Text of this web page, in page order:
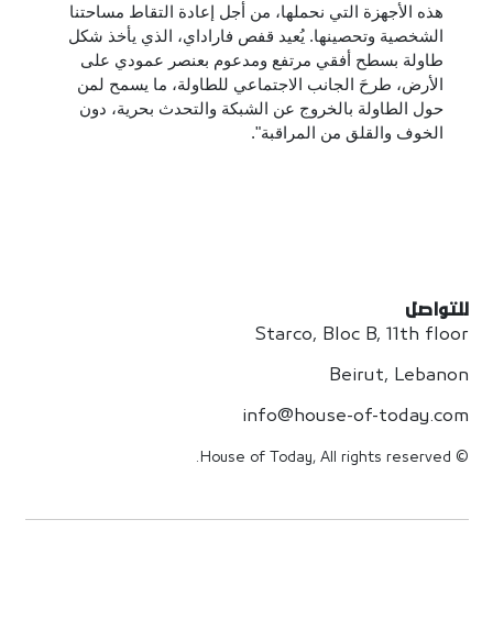
هذه الأجهزة التي نحملها، من أجل إعادة التقاط مساحتنا
الشخصية وتحصينها. يُعيد قفص فاراداي، الذي يأخذ شكل
طاولة بسطح أفقي مرتفع ومدعوم بعنصر عمودي على
الأرض، طرحَ الجانب الاجتماعي للطاولة، ما يسمح لمن
حول الطاولة بالخروج عن الشبكة والتحدث بحرية، دون
الخوف والقلق من المراقبة".
للتواصل
Starco, Bloc B, 11th floor
Beirut, Lebanon
info@house-of-today.com
© House of Today, All rights reserved.